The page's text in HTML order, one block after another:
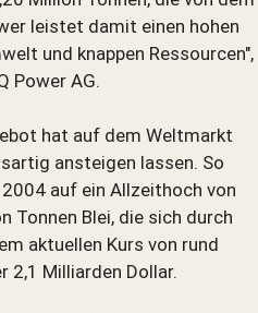
leistet damit einen hohen
und knappen Ressourcen",
Power AG.
hat auf dem Weltmarkt
ansteigen lassen. So
auf ein Allzeithoch von
Tonnen Blei, die sich durch
aktuellen Kurs von rund
2,1 Milliarden Dollar.